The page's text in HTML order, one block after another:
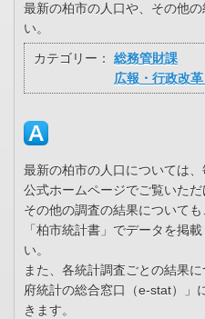
最新の柏市の人口や、その他
い。
カテゴリー：
総務管財課
広報・行政改
最新の柏市の人口については
公式ホームページでご覧いただ
その他の調査の結果について
「柏市統計書」でデータを掲
い。
また、各統計調査ごとの結果
府統計の総合窓口（e-stat）」
きます。